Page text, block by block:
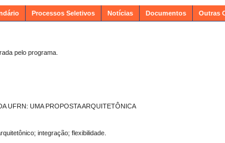
Processos Seletivos Notícias Documentos Outras
pelo programa.
UFRN: UMA PROPOSTA ARQUITETÔNICA
integração; flexibilidade.